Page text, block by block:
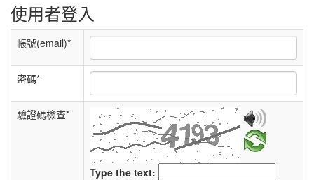
使用者登入
帳號(email)*
密碼*
驗證碼檢查*
Type the text: